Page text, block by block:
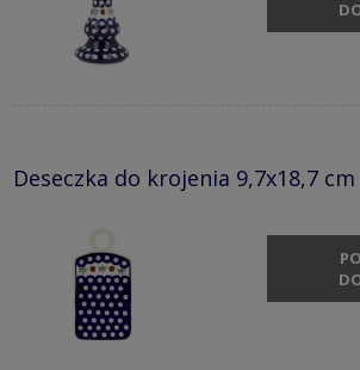
Deseczka do krojenia 9,7x18,7 cm